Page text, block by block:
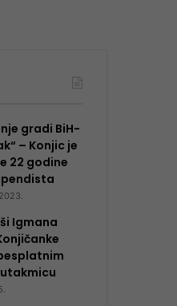
gradi BiH-
– Konjic je
22 godine
Igmana